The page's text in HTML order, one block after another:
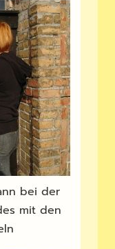
bei der
mit den